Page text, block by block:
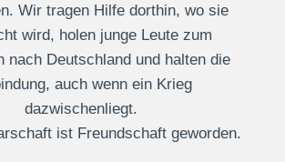
Wir tragen Hilfe dorthin, wo sie
wird, holen junge Leute zum
nach Deutschland und halten die
auch wenn ein Krieg
dazwischenliegt.
ist Freundschaft geworden.